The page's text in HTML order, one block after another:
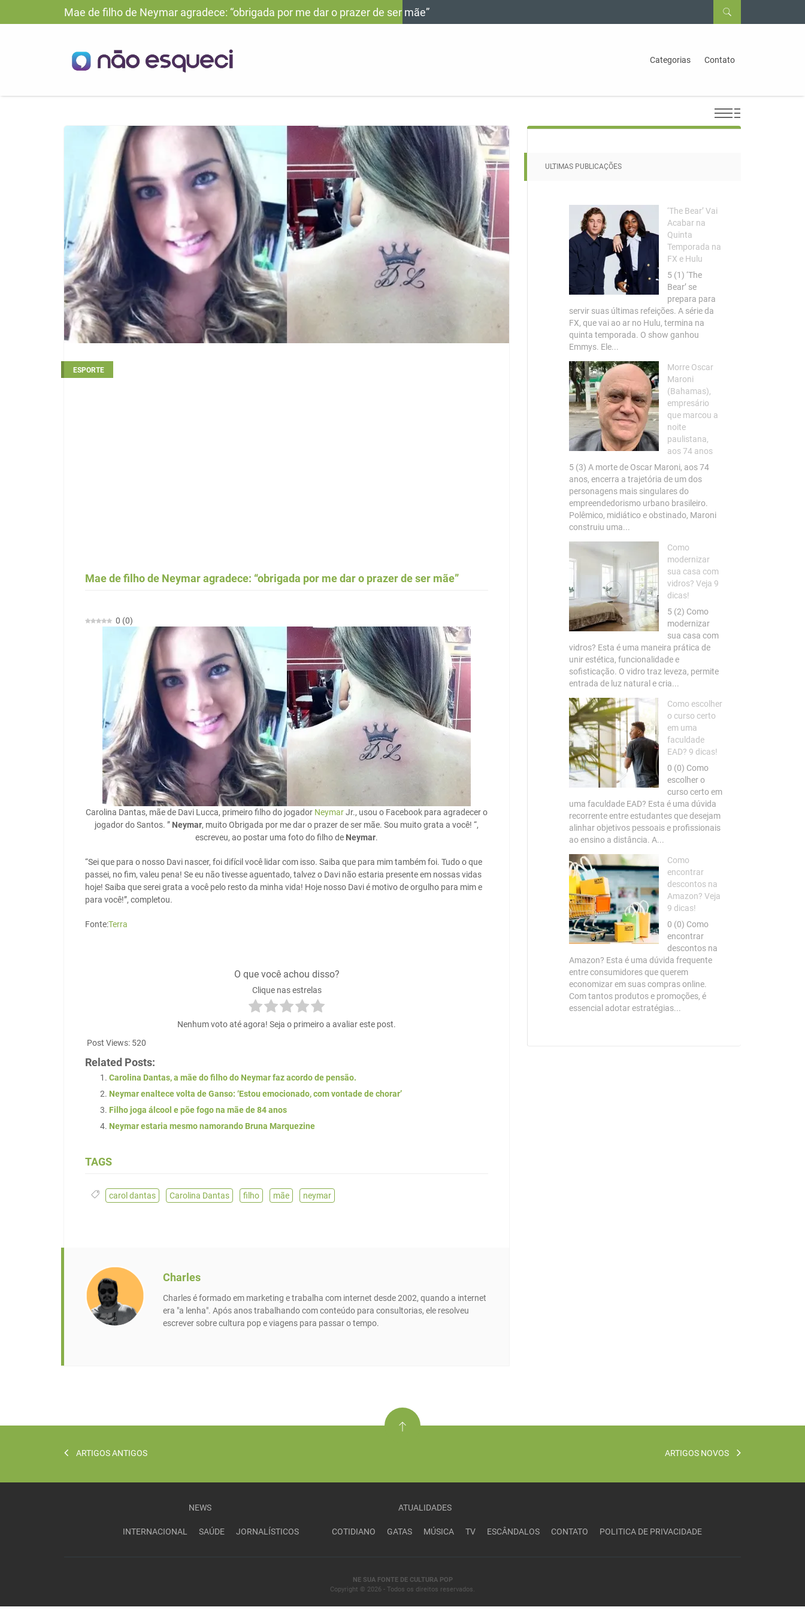
Mae de filho de Neymar agradece: “obrigada por me dar o prazer de ser mãe”
Categorias Contato
ESPORTE
Mae de filho de Neymar agradece: “obrigada por me dar o prazer de ser mãe”
0 (0)
Carolina Dantas, mãe de Davi Lucca, primeiro filho do jogador NeymarJr., usou o Facebook para agradecer o
jogador do Santos. ” Neymar, muito Obrigada por me dar o prazer de ser mãe. Sou muito grata a você! “,
escreveu, ao postar uma foto do filho de Neymar.
“Sei que para o nosso Davi nascer, foi difícil você lidar com isso. Saiba que para mim também foi. Tudo o que
passei, no fim, valeu pena! Se eu não tivesse aguentado, talvez o Davi não estaria presente em nossas vidas
hoje! Saiba que serei grata a você pelo resto da minha vida! Hoje nosso Davi é motivo de orgulho para mim e
para você!”, completou.
Fonte:Terra
O que você achou disso?
Clique nas estrelas
Nenhum voto até agora! Seja o primeiro a avaliar este post.
Post Views: 520
Related Posts:
Carolina Dantas, a mãe do filho do Neymar faz acordo de pensão.
Neymar enaltece volta de Ganso: ‘Estou emocionado, com vontade de chorar’
Filho joga álcool e põe fogo na mãe de 84 anos
Neymar estaria mesmo namorando Bruna Marquezine
TAGS
carol dantas Carolina Dantas filho mãe neymar
Charles
Charles é formado em marketing e trabalha com internet desde 2002, quando a internet
era "a lenha". Após anos trabalhando com conteúdo para consultorias, ele resolveu
escrever sobre cultura pop e viagens para passar o tempo.
ULTIMAS PUBLICAÇÕES
‘The Bear’ Vai
Acabar na
Quinta
Temporada na
FX e Hulu
5 (1) ‘The
Bear’ se
prepara para
servir suas últimas refeições. A série da
FX, que vai ao ar no Hulu, termina na
quinta temporada. O show ganhou
Emmys. Ele...
Morre Oscar
Maroni
(Bahamas),
empresário
que marcou a
noite
paulistana,
aos 74 anos
5 (3) A morte de Oscar Maroni, aos 74
anos, encerra a trajetória de um dos
personagens mais singulares do
empreendedorismo urbano brasileiro.
Polêmico, midiático e obstinado, Maroni
construiu uma...
Como
modernizar
sua casa com
vidros? Veja 9
dicas!
5 (2) Como
modernizar
sua casa com
vidros? Esta é uma maneira prática de
unir estética, funcionalidade e
sofisticação. O vidro traz leveza, permite
entrada de luz natural e cria...
Como escolher
o curso certo
em uma
faculdade
EAD? 9 dicas!
0 (0) Como
escolher o
curso certo em
uma faculdade EAD? Esta é uma dúvida
recorrente entre estudantes que desejam
alinhar objetivos pessoais e profissionais
ao ensino a distância. A...
Como
encontrar
descontos na
Amazon? Veja
9 dicas!
0 (0) Como
encontrar
descontos na
Amazon? Esta é uma dúvida frequente
entre consumidores que querem
economizar em suas compras online.
Com tantos produtos e promoções, é
essencial adotar estratégias...
ARTIGOS ANTIGOS ARTIGOS NOVOS
NEWS
INTERNACIONAL SAÚDE JORNALÍSTICOS
ATUALIDADES
COTIDIANO GATAS MÚSICA TV ESCÂNDALOS CONTATO POLITICA DE PRIVACIDADE
NE SUA FONTE DE CULTURA POP
Copyright © 2026 - Todos os direitos reservados.